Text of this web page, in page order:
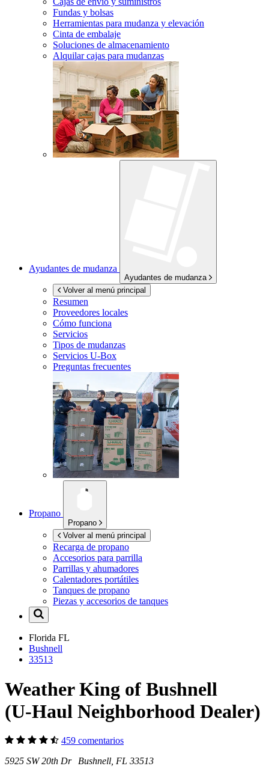
Fundas y bolsas
Herramientas para mudanza y elevación
Cinta de embalaje
Soluciones de almacenamiento
Alquilar cajas para mudanzas
Ayudantes de mudanza
Ayudantes de mudanza
Volver al menú principal
Resumen
Proveedores locales
Cómo funciona
Servicios
Tipos de mudanzas
Servicios U-Box
Preguntas frecuentes
Propano
Propano
Volver al menú principal
Recarga de propano
Accesorios para parrilla
Parrillas y ahumadores
Calentadores portátiles
Tanques de propano
Piezas y accesorios de tanques
Florida FL
Bushnell
33513
Weather King of Bushnell
(U-Haul Neighborhood Dealer)
459 comentarios
5925 SW 20th Dr Bushnell, FL 33513